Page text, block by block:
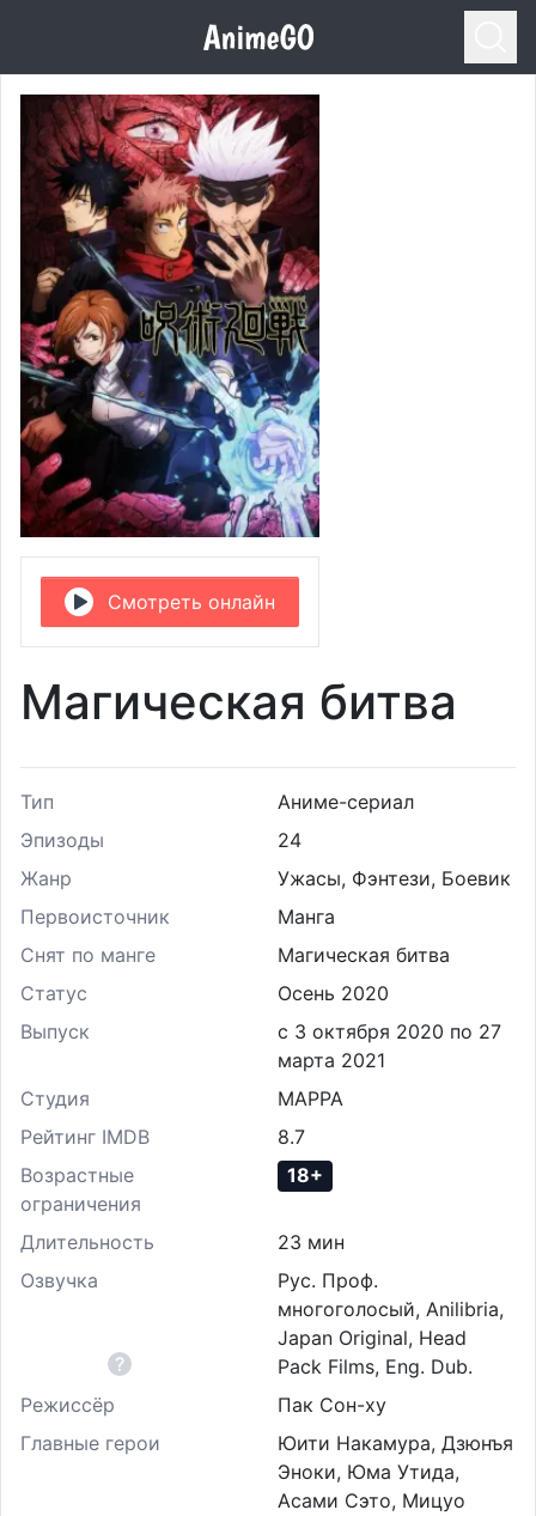
Смотреть онлайн
Магическая битва
Тип
Аниме-сериал
Эпизоды
24
Жанр
Ужасы, Фэнтези, Боевик
Первоисточник
Манга
Снят по манге
Магическая битва
Статус
Осень 2020
Выпуск
с 3 октября 2020 по 27
марта 2021
Студия
MAPPA
Рейтинг IMDB
8.7
Возрастные
ограничения
18+
Длительность
23 мин
Озвучка
?
Рус. Проф.
многоголосый, Anilibria,
Japan Original, Head
Pack Films, Eng. Dub.
Режиссёр
Пак Сон-ху
Главные герои
Юити Накамура, Дзюнъя
Эноки, Юма Утида,
Асами Сэто, Мицуо